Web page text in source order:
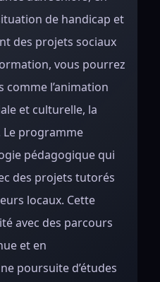
de handicap et
des projets sociaux
vous pourrez
comme l’animation
et culturelle, la
Le programme
pédagogique qui
des projets tutorés
locaux. Cette
avec des parcours
et en
poursuite d’études